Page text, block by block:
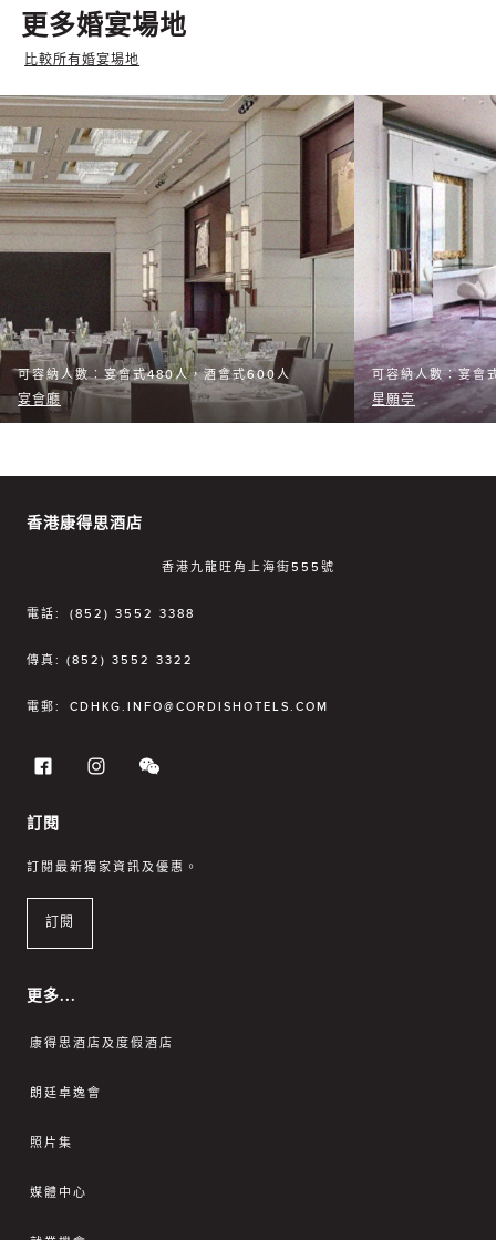
更多婚宴場地
比較所有婚宴場地
可容納人數︰宴會式480人，酒會式600人
宴會廳
可容納人數︰宴會
星願亭
香港康得思酒店
香港九龍旺角上海街555號
電話: (852) 3552 3388
傳真: (852) 3552 3322
電郵: CDHKG.INFO@CORDISHOTELS.COM
訂閱
訂閱最新獨家資訊及優惠。
訂閱
更多...
康得思酒店及度假酒店
朗廷卓逸會
照片集
媒體中心